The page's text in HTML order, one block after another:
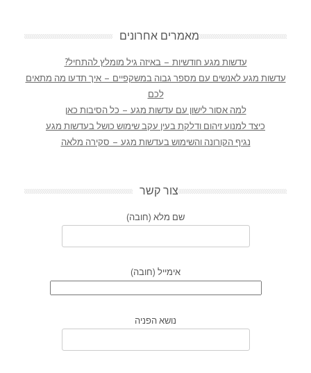
מאמרים אחרונים
עדשות מגע חודשיות – באיזה גיל מומלץ להתחיל?
עדשות מגע לאנשים עם מספר גבוה במשקפיים – איך תדעו מה מתאים
לכם
למה אסור לישון עם עדשות מגע – כל הסיבות כאן
כיצד למנוע זיהום ודלקת בעין עקב שימוש כושל בעדשות מגע
נגיף הקורונה והשימוש בעדשות מגע – סקירה מלאה
צור קשר
שם מלא (חובה)
אימייל (חובה)
נושא הפניה